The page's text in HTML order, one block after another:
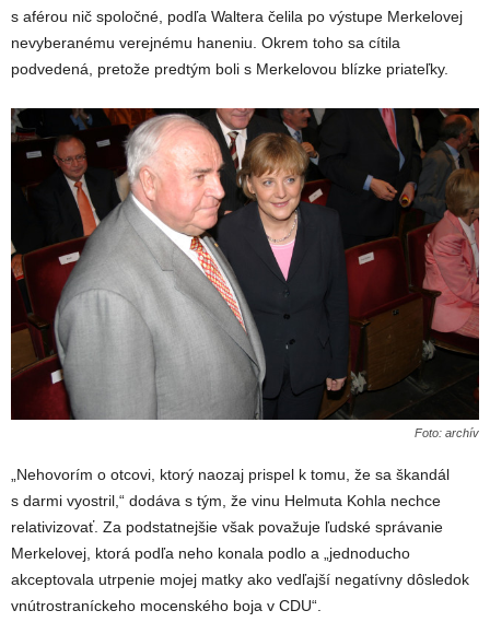
s aférou nič spoločné, podľa Waltera čelila po výstupe Merkelovej
nevyberanému verejnému haneniu. Okrem toho sa cítila
podvedená, pretože predtým boli s Merkelovou blízke priateľky.
Foto: archív
„Nehovorím o otcovi, ktorý naozaj prispel k tomu, že sa škandál
s darmi vyostril,“ dodáva s tým, že vinu Helmuta Kohla nechce
relativizovať. Za podstatnejšie však považuje ľudské správanie
Merkelovej, ktorá podľa neho konala podlo a „jednoducho
akceptovala utrpenie mojej matky ako vedľajší negatívny dôsledok
vnútrostraníckeho mocenského boja v CDU“.